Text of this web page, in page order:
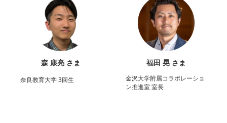
森 康亮 さま
奈良教育大学 3回生
福田 晃 さま
金沢大学附属コラボレーショ
ン推進室 室長